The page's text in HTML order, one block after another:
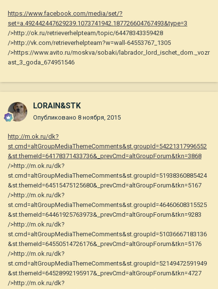
https://www.facebook.com/media/set/?
set=a.492442447629239.1073741942.187726604767493&type=3
/>http://ok.ru/retrieverhelpteam/topic/64478343359428
/>http://vk.com/retrieverhelpteam?w=wall-64553767_1305
/>https://www.avito.ru/moskva/sobaki/labrador_lord_ischet_dom._vozr
ast_3_goda_674951546
LORAIN&STK
Опубликовано 8 ноября, 2015
http://m.ok.ru/dk?
st.cmd=altGroupMediaThemeComments&st.groupId=54221317996552
&st.themeId=64178371433736&_prevCmd=altGroupForum&tkn=3868
/>http://m.ok.ru/dk?
st.cmd=altGroupMediaThemeComments&st.groupId=51938360885424
&st.themeId=64515475125680&_prevCmd=altGroupForum&tkn=5167
/>http://m.ok.ru/dk?
st.cmd=altGroupMediaThemeComments&st.groupId=46460608315525
&st.themeId=64461925763973&_prevCmd=altGroupForum&tkn=9283
/>http://m.ok.ru/dk?
st.cmd=altGroupMediaThemeComments&st.groupId=51036667183136
&st.themeId=64550514726176&_prevCmd=altGroupForum&tkn=5176
/>http://m.ok.ru/dk?
st.cmd=altGroupMediaThemeComments&st.groupId=52149472591949
&st.themeId=64528992195917&_prevCmd=altGroupForum&tkn=4727
/>http://m.ok.ru/dk?